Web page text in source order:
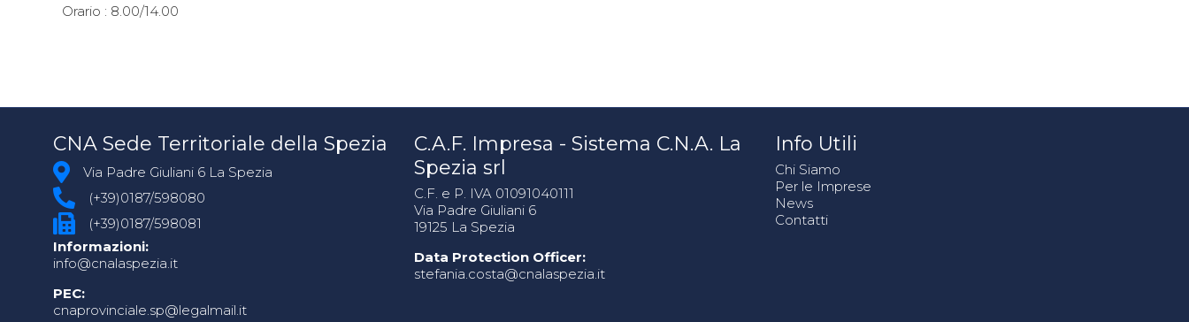
Orario : 8.00/14.00
CNA Sede Territoriale della Spezia
Via Padre Giuliani 6 La Spezia
(+39)0187/598080
(+39)0187/598081
Informazioni:
info@cnalaspezia.it
PEC:
cnaprovinciale.sp@legalmail.it
C.A.F. Impresa - Sistema C.N.A. La
Spezia srl
C.F. e P. IVA 01091040111
Via Padre Giuliani 6
19125 La Spezia
Data Protection Officer:
stefania.costa@cnalaspezia.it
Info Utili
Chi Siamo
Per le Imprese
News
Contatti